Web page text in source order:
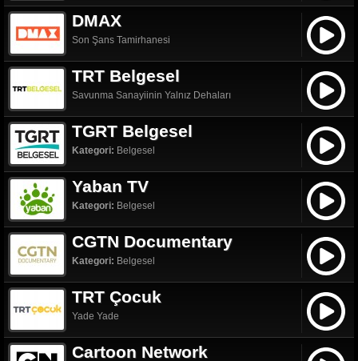
DMAX
Son Şans Tamirhanesi
TRT Belgesel
Savunma Sanayiinin Yalnız Dehaları
TGRT Belgesel
Kategori: Belgesel
Yaban TV
Kategori: Belgesel
CGTN Documentary
Kategori: Belgesel
TRT Çocuk
Yade Yade
Cartoon Network